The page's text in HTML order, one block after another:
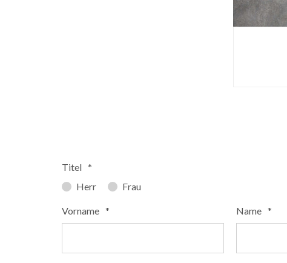
Titel *
Herr
Frau
Vorname * Name *